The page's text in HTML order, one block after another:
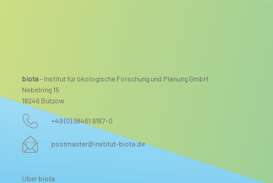
biota– Institut für ökologische Forschung und Planung GmbH
Nebelring 15
18246 Bützow
+49 (0) 38461 9167-0
postmaster@institut-biota.de
Über biota